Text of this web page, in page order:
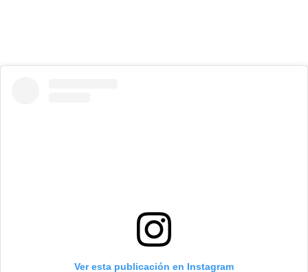
Ver esta publicación en Instagram